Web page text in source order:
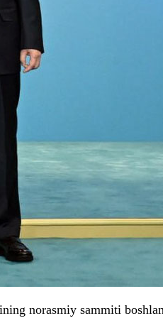
norasmiy sammiti